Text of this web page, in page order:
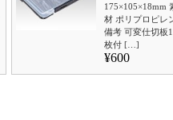
175×105×18mm
材 ポリプロピレ
備考 可変仕切板
枚付 […]
¥600